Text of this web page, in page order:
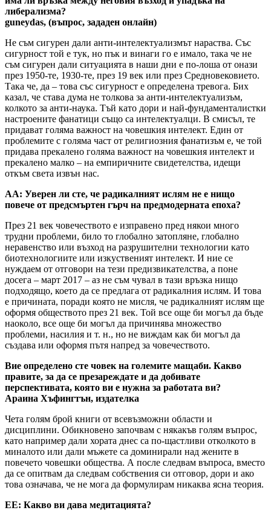
либерализма?
guneydas, (въпрос, зададен онлайн)
Не съм сигурен дали анти-интелектуализмът нараства. Със
сигурност той е тук, но пък и винаги го е имало, така че не
съм сигурен дали ситуацията в наши дни е по-лоша от онази
през 1950-те, 1930-те, през 19 век или през Средновековието.
Така че, да – това със сигурност е определена тревога. Бих
казал, че става дума не толкова за анти-интелектуализъм,
колкото за анти-наука. Тъй като дори и най-фундаменталистки
настроените фанатици също са интелектуалци. В смисъл, те
придават голяма важност на човешкия интелект. Един от
проблемите с голяма част от религиозния фанатизъм е, че той
придава прекалено голяма важност на човешкия интелект и
прекалено малко – на емпиричните свидетелства, идещи
откъм света извън нас.
AA: Уверен ли сте, че радикалният ислям не е нищо
повече от предсмъртен гърч на предмодерната епоха?
През 21 век човечеството е изправено пред някои много
трудни проблеми, било то глобално затопляне, глобално
неравенство или възход на разрушителни технологии като
биотехнологиите или изкуственият интелект. И ние се
нуждаем от отговори на тези предизвикателства, а поне
досега – март 2017 – аз не съм чувал в тази връзка нищо
подходящо, което да се предлага от радикалния ислям. И това
е причината, поради която не мисля, че радикалният ислям ще
оформя обществото през 21 век. Той все още би могъл да бъде
наоколо, все още би могъл да причинява множество
проблеми, насилия и т. н., но не виждам как би могъл да
създава или оформя пътя напред за човечеството.
Вие определено сте човек на големите мащаби. Какво
правите, за да се презареждате и да добивате
перспективата, която ви е нужна за работата ви?
Араина Хъфингтън, издателка
Чета голям брой книги от всевъзможни области и
дисциплини. Обикновено започвам с някакъв голям въпрос,
като например дали хората днес са по-щастливи отколкото в
миналото или дали мъжете са доминирали над жените в
повечето човешки общества. А после следвам въпроса, вместо
да се опитвам да следвам собствения си отговор, дори и ако
това означава, че не мога да формулирам никаква ясна теория.
ЕЕ: Какво ви дава медитацията?